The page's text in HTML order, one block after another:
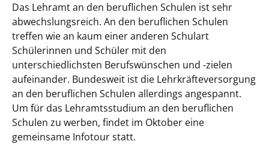
Das Lehramt an den beruflichen Schulen ist sehr
abwechslungsreich. An den beruflichen Schulen
treffen wie an kaum einer anderen Schulart
Schülerinnen und Schüler mit den
unterschiedlichsten Berufswünschen und -zielen
aufeinander. Bundesweit ist die Lehrkräfteversorgung
an den beruflichen Schulen allerdings angespannt.
Um für das Lehramtsstudium an den beruflichen
Schulen zu werben, findet im Oktober eine
gemeinsame Infotour statt.